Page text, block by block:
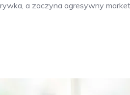
a zaczyna agresywny